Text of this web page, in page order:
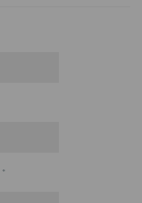
*